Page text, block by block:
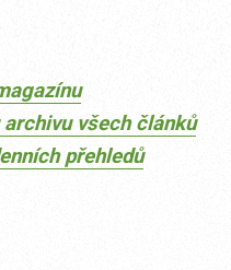
archivu všech článků
přehledů